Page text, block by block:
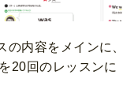
内容をメインに、
20回のレッスンに